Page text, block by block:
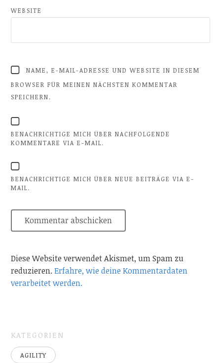
WEBSITE
NAME, E-MAIL-ADRESSE UND WEBSITE IN DIESEM
BROWSER FÜR MEINEN NÄCHSTEN KOMMENTAR
SPEICHERN.
BENACHRICHTIGE MICH ÜBER NACHFOLGENDE
KOMMENTARE VIA E-MAIL.
BENACHRICHTIGE MICH ÜBER NEUE BEITRÄGE VIA E-
MAIL.
Diese Website verwendet Akismet, um Spam zu
reduzieren.Erfahre, wie deine Kommentardaten
verarbeitet werden.
KATEGORIEN
AGILITY